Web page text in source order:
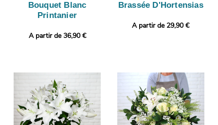
Bouquet Blanc
Printanier
A partir de 36,90 €
Brassée D'Hortensias
A partir de 29,90 €